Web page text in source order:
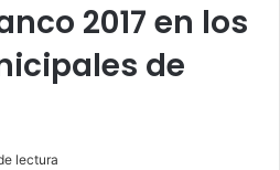
2017 en los
de
lectura